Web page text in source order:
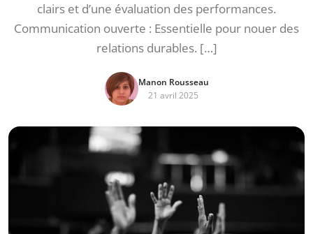
clairs et d’une évaluation des performances.
Communication ouverte : Essentielle pour nouer des
relations durables. […]
Manon Rousseau
21 avril 2025